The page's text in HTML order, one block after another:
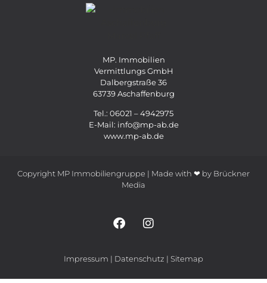
MP. Immobilien
Vermittlungs GmbH
Dalbergstraße 36
63739 Aschaffenburg
Tel.: 06021 – 4942975
E-Mail: info@mp-ab.de
www.mp-ab.de
Copyright MP Immobiliengruppe | Made with ❤ by Brückner
Media
Impressum | Datenschutz | Sitemap